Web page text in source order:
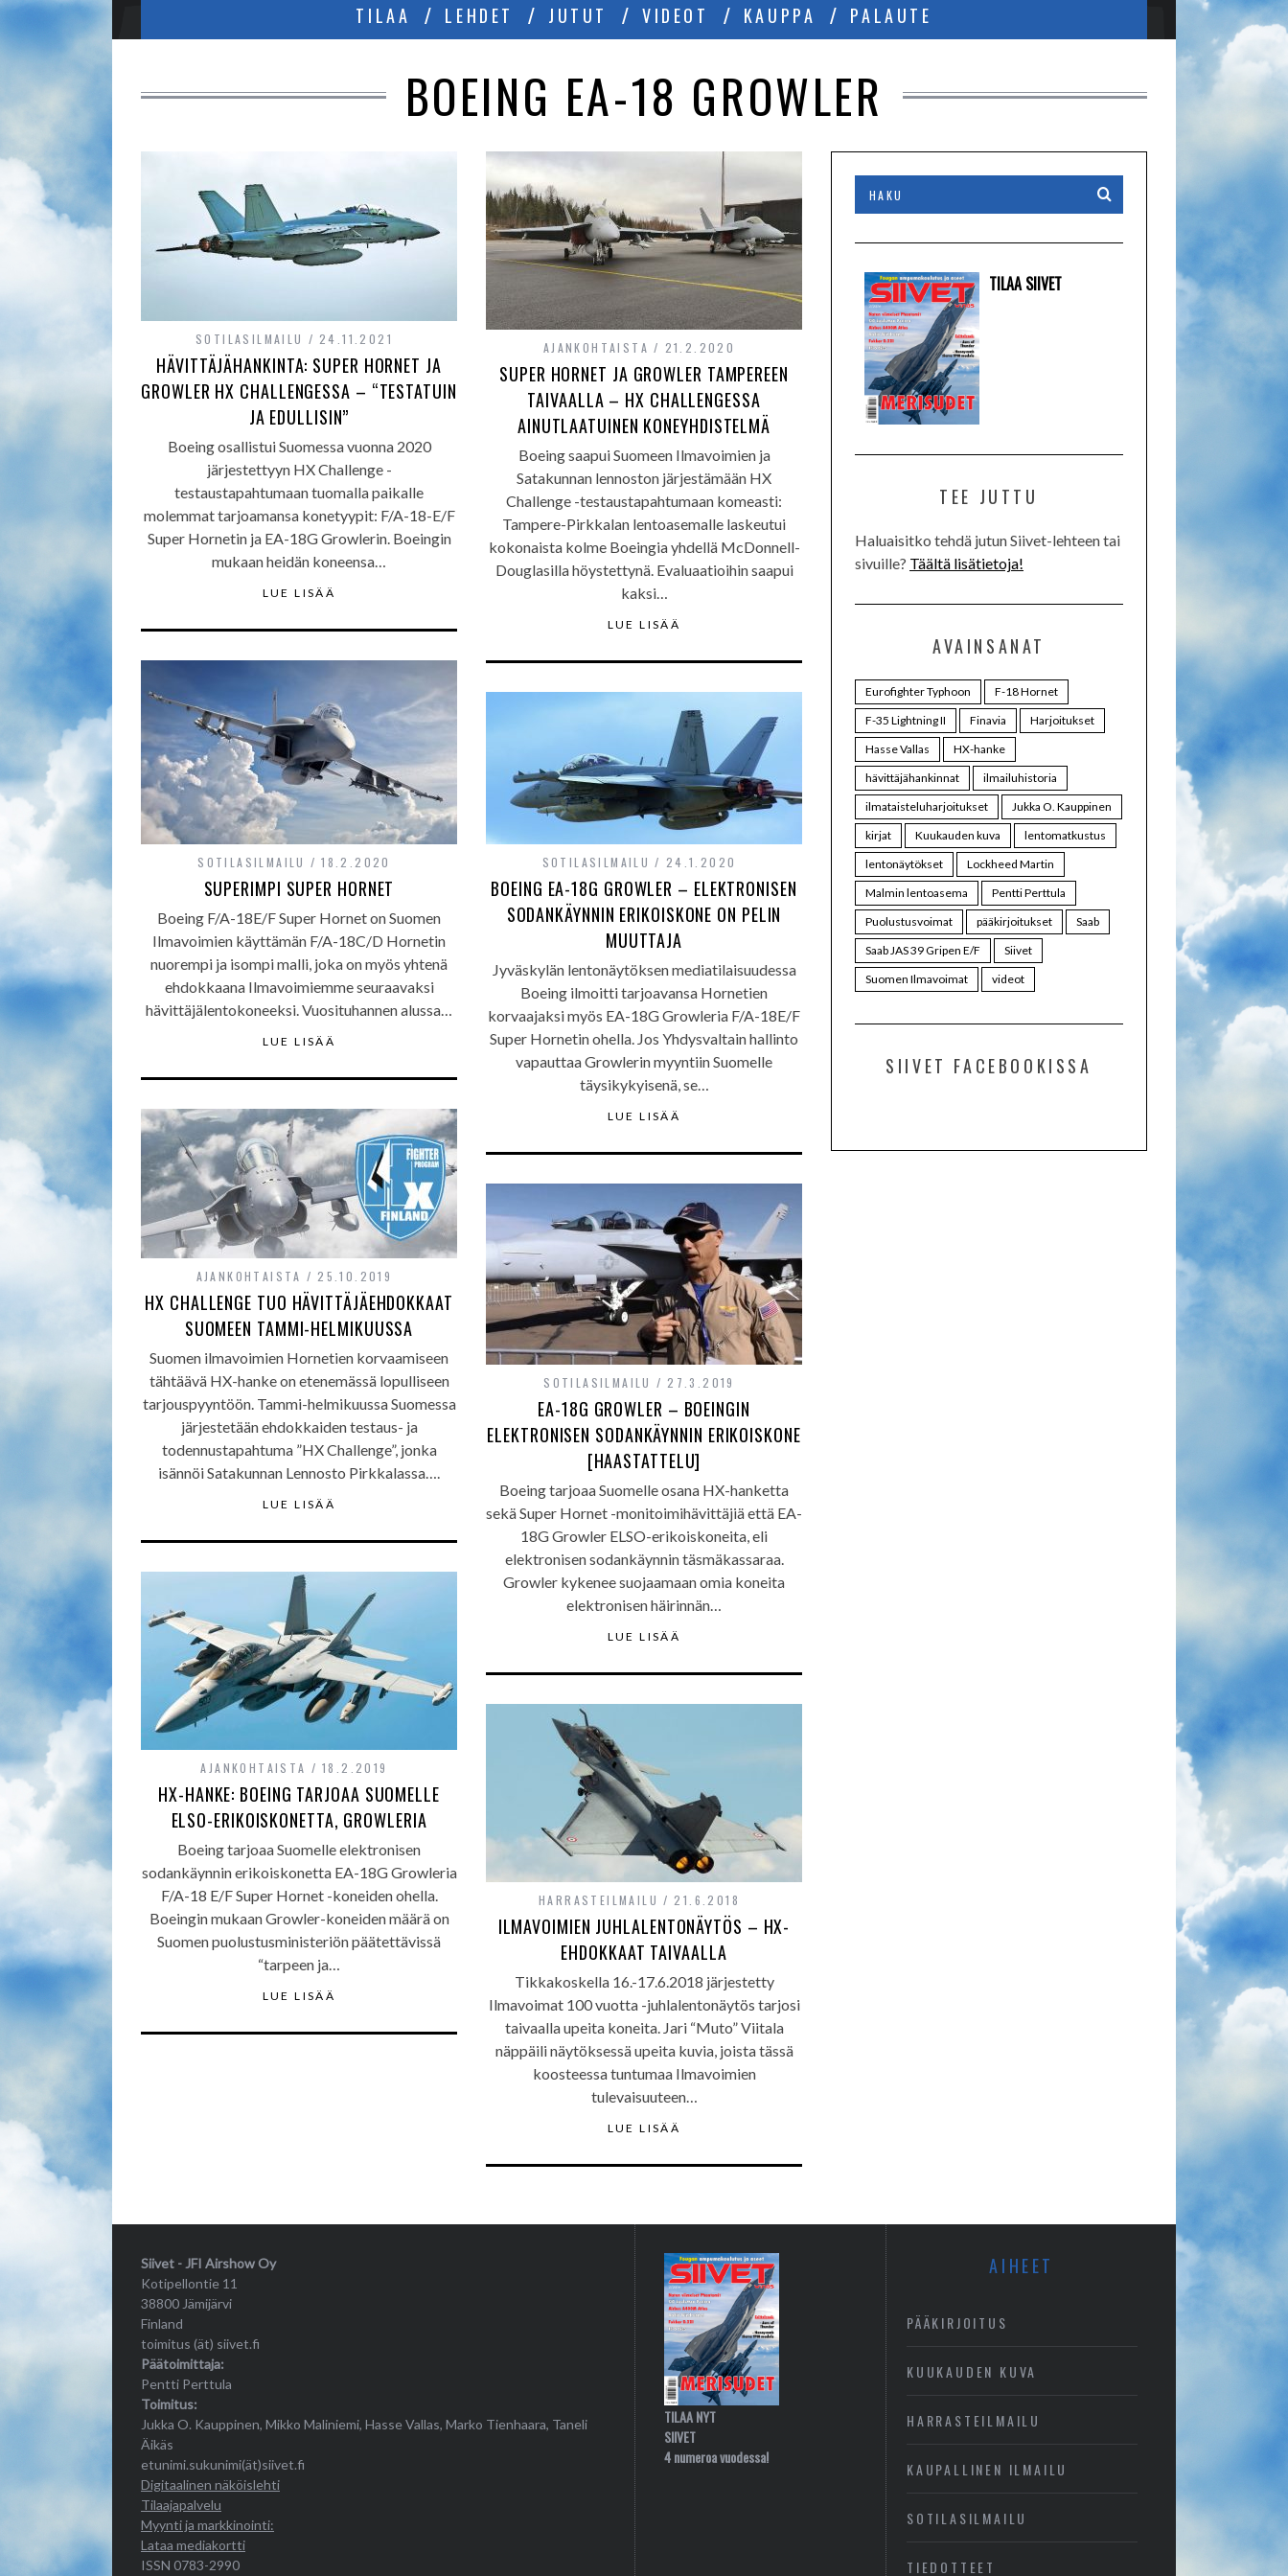
TILAA LEHDET JUTUT VIDEOT KAUPPA PALAUTE
BOEING EA-18 GROWLER
SOTILASILMAILU 24.11.2021
HÄVITTÄJÄHANKINTA: SUPER HORNET JA
GROWLER HX CHALLENGESSA – “TESTATUIN
JA EDULLISIN”
Boeing osallistui Suomessa vuonna 2020
järjestettyyn HX Challenge -
testaustapahtumaan tuomalla paikalle
molemmat tarjoamansa konetyypit: F/A-18-E/F
Super Hornetin ja EA-18G Growlerin. Boeingin
mukaan heidän koneensa…
LUE LISÄÄ
AJANKOHTAISTA 21.2.2020
SUPER HORNET JA GROWLER TAMPEREEN
TAIVAALLA – HX CHALLENGESSA
AINUTLAATUINEN KONEYHDISTELMÄ
Boeing saapui Suomeen Ilmavoimien ja
Satakunnan lennoston järjestämään HX
Challenge -testaustapahtumaan komeasti:
Tampere-Pirkkalan lentoasemalle laskeutui
kokonaista kolme Boeingia yhdellä McDonnell-
Douglasilla höystettynä. Evaluaatioihin saapui
kaksi…
LUE LISÄÄ
SOTILASILMAILU 18.2.2020
SUPERIMPI SUPER HORNET
Boeing F/A-18E/F Super Hornet on Suomen
Ilmavoimien käyttämän F/A-18C/D Hornetin
nuorempi ja isompi malli, joka on myös yhtenä
ehdokkaana Ilmavoimiemme seuraavaksi
hävittäjälentokoneeksi. Vuosituhannen alussa…
LUE LISÄÄ
SOTILASILMAILU 24.1.2020
BOEING EA-18G GROWLER – ELEKTRONISEN
SODANKÄYNNIN ERIKOISKONE ON PELIN
MUUTTAJA
Jyväskylän lentonäytöksen mediatilaisuudessa
Boeing ilmoitti tarjoavansa Hornetien
korvaajaksi myös EA-18G Growleria F/A-18E/F
Super Hornetin ohella. Jos Yhdysvaltain hallinto
vapauttaa Growlerin myyntiin Suomelle
täysikykyisenä, se…
LUE LISÄÄ
AJANKOHTAISTA 25.10.2019
HX CHALLENGE TUO HÄVITTÄJÄEHDOKKAAT
SUOMEEN TAMMI-HELMIKUUSSA
Suomen ilmavoimien Hornetien korvaamiseen
tähtäävä HX-hanke on etenemässä lopulliseen
tarjouspyyntöön. Tammi-helmikuussa Suomessa
järjestetään ehdokkaiden testaus- ja
todennustapahtuma ”HX Challenge”, jonka
isännöi Satakunnan Lennosto Pirkkalassa….
LUE LISÄÄ
SOTILASILMAILU 27.3.2019
EA-18G GROWLER – BOEINGIN
ELEKTRONISEN SODANKÄYNNIN ERIKOISKONE
[HAASTATTELU]
Boeing tarjoaa Suomelle osana HX-hanketta
sekä Super Hornet -monitoimihävittäjiä että EA-
18G Growler ELSO-erikoiskoneita, eli
elektronisen sodankäynnin täsmäkassaraa.
Growler kykenee suojaamaan omia koneita
elektronisen häirinnän…
LUE LISÄÄ
AJANKOHTAISTA 18.2.2019
HX-HANKE: BOEING TARJOAA SUOMELLE
ELSO-ERIKOISKONETTA, GROWLERIA
Boeing tarjoaa Suomelle elektronisen
sodankäynnin erikoiskonetta EA-18G Growleria
F/A-18 E/F Super Hornet -koneiden ohella.
Boeingin mukaan Growler-koneiden määrä on
Suomen puolustusministeriön päätettävissä
“tarpeen ja…
LUE LISÄÄ
HARRASTEILMAILU 21.6.2018
ILMAVOIMIEN JUHLALENTONÄYTÖS – HX-
EHDOKKAAT TAIVAALLA
Tikkakoskella 16.-17.6.2018 järjestetty
Ilmavoimat 100 vuotta -juhlalentonäytös tarjosi
taivaalla upeita koneita. Jari “Muto” Viitala
näppäili näytöksessä upeita kuvia, joista tässä
koosteessa tuntumaa Ilmavoimien
tulevaisuuteen…
LUE LISÄÄ
TILAA SIIVET
TEE JUTTU
Haluaisitko tehdä jutun Siivet-lehteen tai
sivuille? Täältä lisätietoja!
AVAINSANAT
Eurofighter Typhoon
F-18 Hornet
F-35 Lightning II
Finavia
Harjoitukset
Hasse Vallas
HX-hanke
hävittäjähankinnat
ilmailuhistoria
ilmataisteluharjoitukset
Jukka O. Kauppinen
kirjat
Kuukauden kuva
lentomatkustus
lentonäytökset
Lockheed Martin
Malmin lentoasema
Pentti Perttula
Puolustusvoimat
pääkirjoitukset
Saab
Saab JAS 39 Gripen E/F
Siivet
Suomen Ilmavoimat
videot
SIIVET FACEBOOKISSA
Siivet - JFI Airshow Oy
Kotipellontie 11
38800 Jämijärvi
Finland
toimitus (ät) siivet.fi
Päätoimittaja:
Pentti Perttula
Toimitus:
Jukka O. Kauppinen, Mikko Maliniemi, Hasse Vallas, Marko Tienhaara, Taneli
Äikäs
etunimi.sukunimi(ät)siivet.fi
Digitaalinen näköislehti
Tilaajapalvelu
Myynti ja markkinointi:
Lataa mediakortti
ISSN 0783-2990
TILAA NYT
SIIVET
4 numeroa vuodessa!
AIHEET
PÄÄKIRJOITUS
KUUKAUDEN KUVA
HARRASTEILMAILU
KAUPALLINEN ILMAILU
SOTILASILMAILU
TIEDOTTEET